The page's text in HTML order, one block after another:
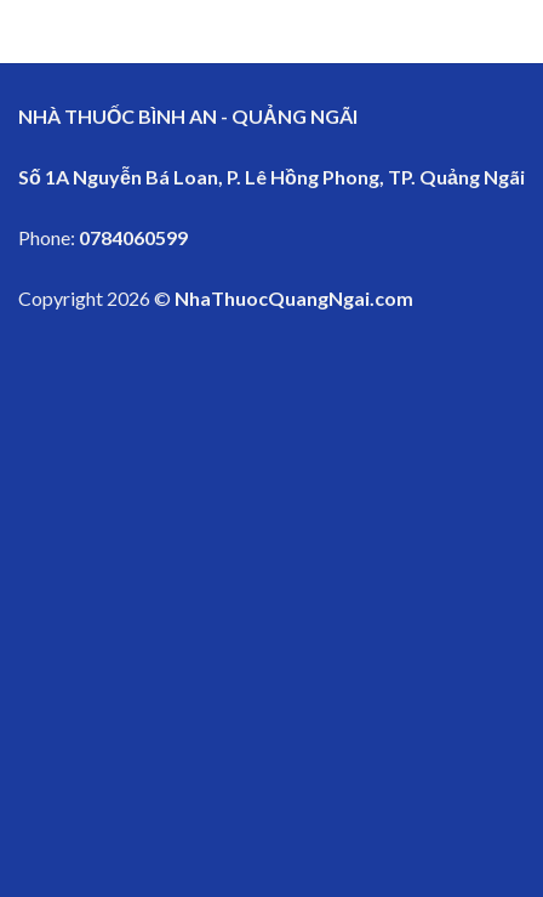
NHÀ THUỐC BÌNH AN - QUẢNG NGÃI
Số 1A Nguyễn Bá Loan, P. Lê Hồng Phong, TP. Quảng Ngãi
Phone: 0784060599
Copyright 2026 © NhaThuocQuangNgai.com